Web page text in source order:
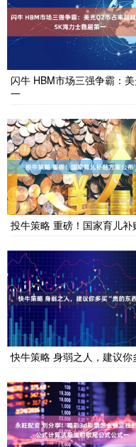
闪牛 HBM市场三强争霸：
一
投牛策略 重磅！国家育儿补
快牛策略 身弱之人，建议你